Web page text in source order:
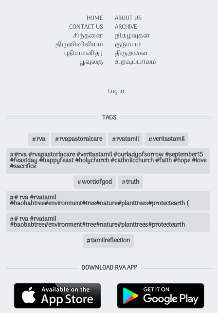
HOME
CONTACT US
சிந்தனை
திருவிவிலியம்
புதியமனிதர்
பூவுலகு
ABOUT US
ARCHIVE
நிகழ்வுகள்
குடும்பம்
திருஅவை
உறவுப்பாலம்
Log in
TAGS
rva rvapastoralcare rvatamil
veritastamil
#rva #rvapastorlacare #veritastamil #ourladyofsorrow #september15
#feastday #happyfeast #holychurch #catholicchurch #faith #hope #love
#sacrifice
wordofgod
truth
# rva #rvatamil
#baobabtree#environment#tree#nature#planttrees#protectearth (
# rva #rvatamil
#baobabtree#environment#tree#nature#planttrees#protectearth
tamilreflection
DOWNLOAD RVA APP